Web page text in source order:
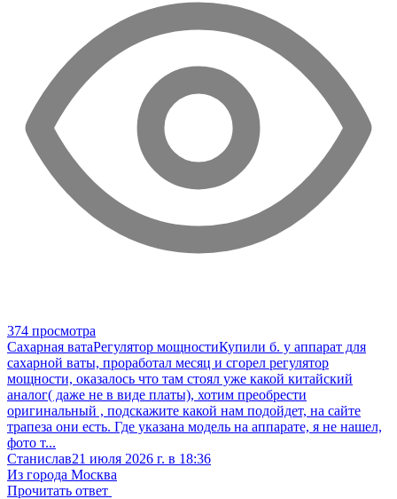
374 просмотра
Сахарная ватаРегулятор мощностиКупили б. у аппарат для
сахарной ваты, проработал месяц и сгорел регулятор
мощности, оказалось что там стоял уже какой китайский
аналог( даже не в виде платы), хотим преобрести
оригинальный , подскажите какой нам подойдет, на сайте
трапеза они есть. Где указана модель на аппарате, я не нашел,
фото т...
Станислав21 июля 2026 г. в 18:36
Из города Москва
Прочитать ответ